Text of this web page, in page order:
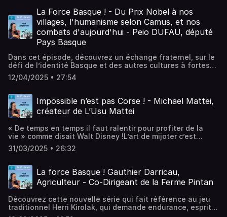
patrimoine végétale de Balagne.Antonia nous prouve
qu’Ile Rousse est une cité économique et pas seulement
une station balnéaire.Hébergé par Ausha. Visitez
ausha.co/politique-de-confidentialite pour plus
d'informations.
La Force Basque ! - Du Prix Nobel à nos
villages, l'humanisme selon Camus, et nos
combats d'aujourd'hui - Peio DUFAU, député
Pays Basque
Dans cet épisode, découvrez un échange fraternel, sur le
défi de l’identité Basque et des autres cultures à fortes
identités.Le fil conducteur de cet épisode, se déroule à
travers des citations extraites du discours d’Albert Camus,
podcast qui illustre l’engagement humain et politique de
Monsieur le député Peio DUFAU, basque engagé qui
œuvre lui aussi certainement pour continuer le combat
grandi »Hébergé par Ausha. Visitez ausha.co/politique-
de-confidentialite pour plus d'informations.
12/04/2025 • 27:54
Impossible n’est pas Corse ! - Michael Mattei,
créateur de L’Usu Mattei
« De temps en temps il faut ralentir pour profiter de la
vie » comme disait Walt Disney !L’art de mijoter c’est
prendre son temps et de redécouvrir les goûts, la
nostalgie où les souvenirs et de permettre d’arrêter le
MATTEI, fondée par Michael, permet de redécouvrir le
Tempi Fà.Hébergé par Ausha. Visitez ausha.co/politique-
de-confidentialite pour plus d'informations.
31/03/2025 • 26:32
La force Basque ! Gauthier Darricau,
Agriculteur - Co-Dirigeant de la Ferme Pintan
Découvrez cette nouvelle série qui fait référence au jeu
traditionnel Herri Kirolak, qui demande endurance, esprit
d’équipe et adresse.Découvrez des chefs d’entreprises